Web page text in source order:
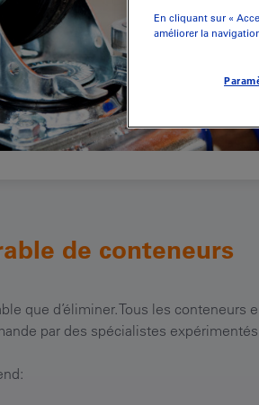
de conteneurs
que d’éliminer. Tous les
par des spécialistes
En cliquant sur «
améliorer la